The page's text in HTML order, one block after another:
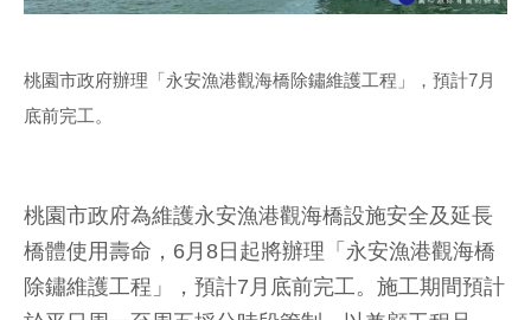
桃園市政府辦理「永安漁港觀海橋除鏽維護工程」，預計7月
底前完工。
桃園市政府為維護永安漁港觀海橋設施安全及延長
橋體使用壽命，6月8日起將辦理「永安漁港觀海橋
除鏽維護工程」，預計7月底前完工。施工期間預計